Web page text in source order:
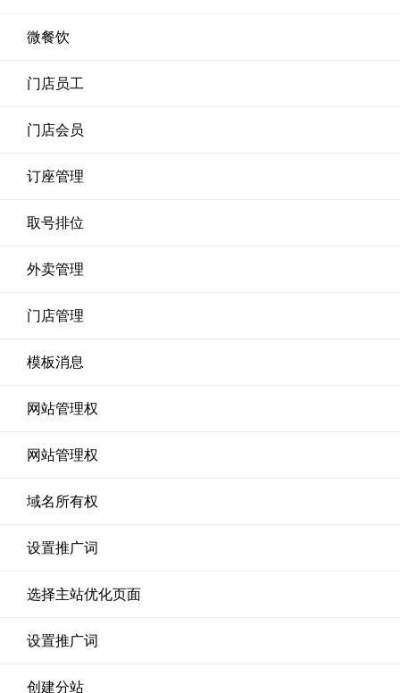
微餐饮
门店员工
门店会员
订座管理
取号排位
外卖管理
门店管理
模板消息
网站管理权
网站管理权
域名所有权
设置推广词
选择主站优化页面
设置推广词
创建分站